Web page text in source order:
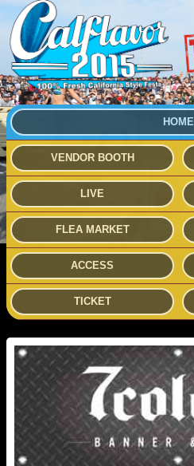
HOME
VENDOR BOOTH
LIVE
FLEA MARKET
ACCESS
TICKET